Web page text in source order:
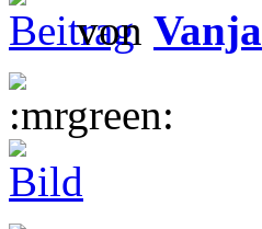
von Vanja